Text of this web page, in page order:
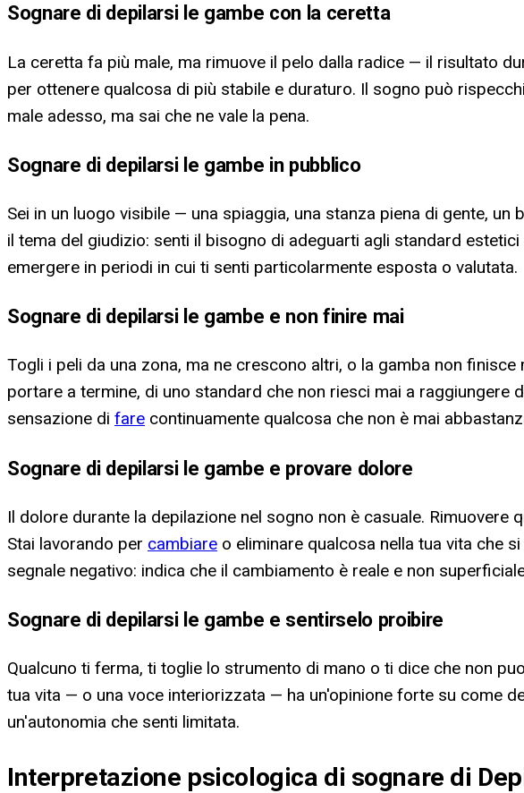
Sognare di depilarsi le gambe con la ceretta
La ceretta fa più male, ma rimuove il pelo dalla radice — il risultato
per ottenere qualcosa di più stabile e duraturo. Il sogno può
male adesso, ma sai che ne vale la pena.
Sognare di depilarsi le gambe in pubblico
Sei in un luogo visibile — una spiaggia, una stanza piena di gente,
il tema del giudizio: senti il bisogno di adeguarti agli standard
emergere in periodi in cui ti senti particolarmente esposta o valutata.
Sognare di depilarsi le gambe e non finire mai
Togli i peli da una zona, ma ne crescono altri, o la gamba non
portare a termine, di uno standard che non riesci mai a
sensazione di fare continuamente qualcosa che non è mai
Sognare di depilarsi le gambe e provare dolore
Il dolore durante la depilazione nel sogno non è casuale.
Stai lavorando per cambiare o eliminare qualcosa nella tua vita che
segnale negativo: indica che il cambiamento è reale e non
Sognare di depilarsi le gambe e sentirselo proibire
Qualcuno ti ferma, ti toglie lo strumento di mano o ti dice che non
tua vita — o una voce interiorizzata — ha un'opinione forte su come
un'autonomia che senti limitata.
Interpretazione psicologica di sognare di